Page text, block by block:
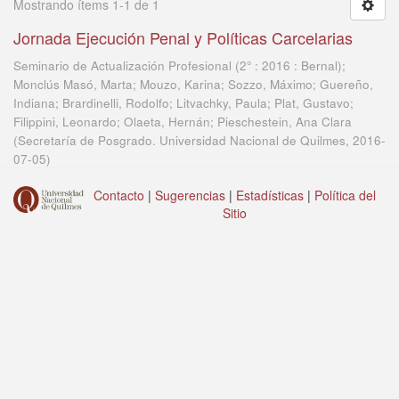
Mostrando ítems 1-1 de 1
Jornada Ejecución Penal y Políticas Carcelarias
Seminario de Actualización Profesional (2° : 2016 : Bernal);
Monclús Masó, Marta; Mouzo, Karina; Sozzo, Máximo; Guereño,
Indiana; Brardinelli, Rodolfo; Litvachky, Paula; Plat, Gustavo;
Filippini, Leonardo; Olaeta, Hernán; Pieschestein, Ana Clara
(Secretaría de Posgrado. Universidad Nacional de Quilmes, 2016-
07-05)
Contacto | Sugerencias | Estadísticas | Política del
Sitio